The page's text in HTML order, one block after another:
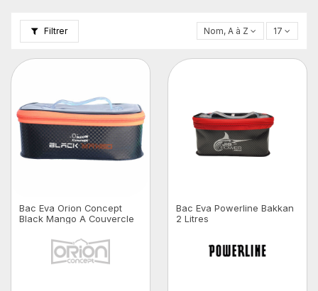
Filtrer Nom, A à Z 17
Bac Eva Orion Concept
Black Mango A Couvercle
Bac Eva Powerline Bakkan
2 Litres